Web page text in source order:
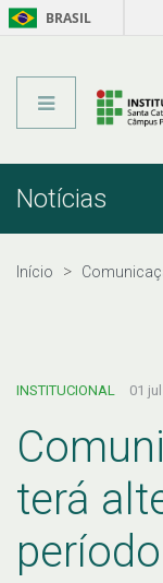
BRASIL
Notícias
Início
INSTITUCIONAL 01
terá